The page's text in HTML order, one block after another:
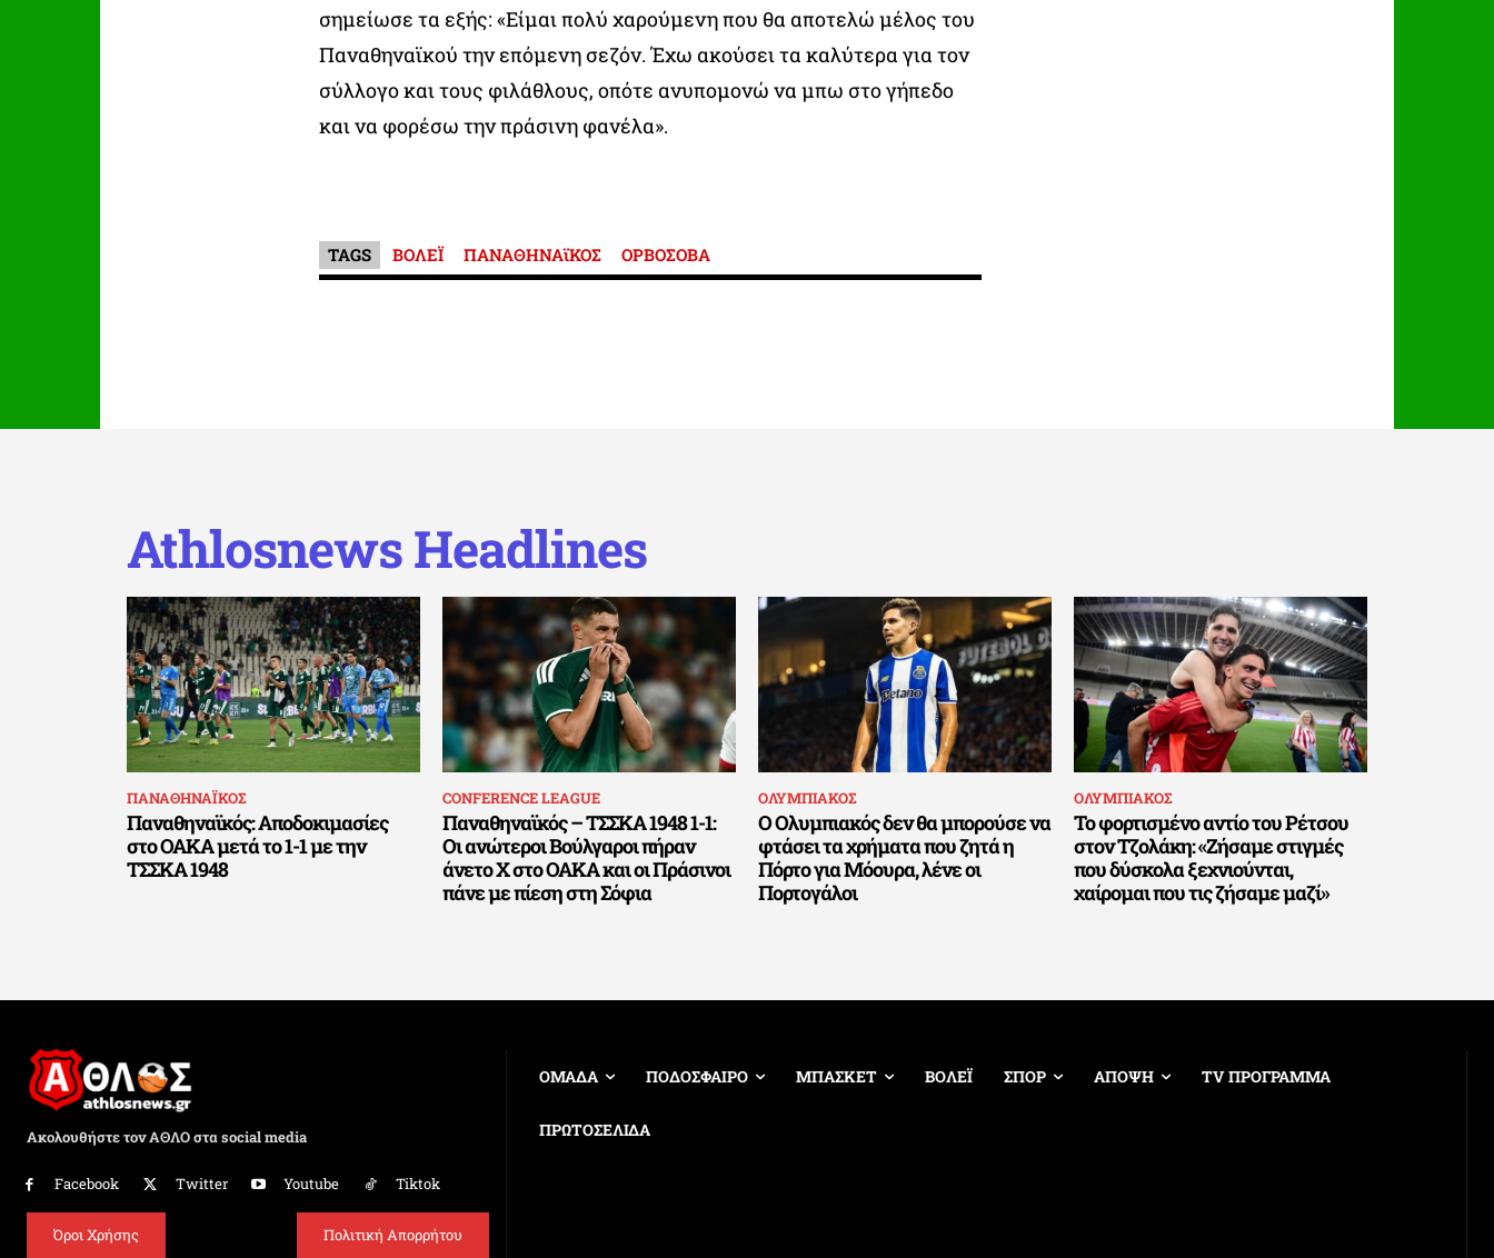
σημείωσε τα εξής: «Είμαι πολύ χαρούμενη που θα αποτελώ μέλος του
Παναθηναϊκού την επόμενη σεζόν. Έχω ακούσει τα καλύτερα για τον
σύλλογο και τους φιλάθλους, οπότε ανυπομονώ να μπω στο γήπεδο
και να φορέσω την πράσινη φανέλα».
TAGS ΒΟΛΕΪ ΠΑΝΑΘΗΝΑϊΚΟΣ ΟΡΒΟΣΟΒΑ
Athlosnews Headlines
ΠΑΝΑΘΗΝΑΪΚΟΣ
Παναθηναϊκός: Αποδοκιμασίες
στο ΟΑΚΑ μετά το 1-1 με την
ΤΣΣΚΑ 1948
CONFERENCE LEAGUE
Παναθηναϊκός – ΤΣΣΚΑ 1948 1-1:
Οι ανώτεροι Βούλγαροι πήραν
άνετο Χ στο ΟΑΚΑ και οι Πράσινοι
πάνε με πίεση στη Σόφια
ΟΛΥΜΠΙΑΚΟΣ
Ο Ολυμπιακός δεν θα μπορούσε να
φτάσει τα χρήματα που ζητά η
Πόρτο για Μόουρα, λένε οι
Πορτογάλοι
ΟΛΥΜΠΙΑΚΟΣ
Το φορτισμένο αντίο του Ρέτσου
στον Τζολάκη: «Ζήσαμε στιγμές
που δύσκολα ξεχνιούνται,
χαίρομαι που τις ζήσαμε μαζί»
Ακολουθήστε τον ΑΘΛΟ στα social media
Facebook Twitter Youtube Tiktok
Όροι Χρήσης Πολιτική Απορρήτου
ΟΜΑΔΑ ΠΟΔΟΣΦΑΙΡΟ ΜΠΑΣΚΕΤ ΒΟΛΕΪ ΣΠΟΡ ΑΠΟΨΗ TV ΠΡΟΓΡΑΜΜΑ
ΠΡΩΤΟΣΕΛΙΔΑ